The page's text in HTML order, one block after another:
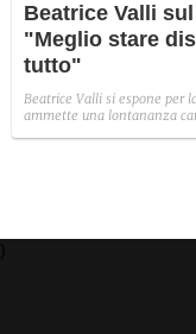
Beatrice Valli
"Meglio stare
tutto"
Beatrice Valli si espone per
ammette una lontananza